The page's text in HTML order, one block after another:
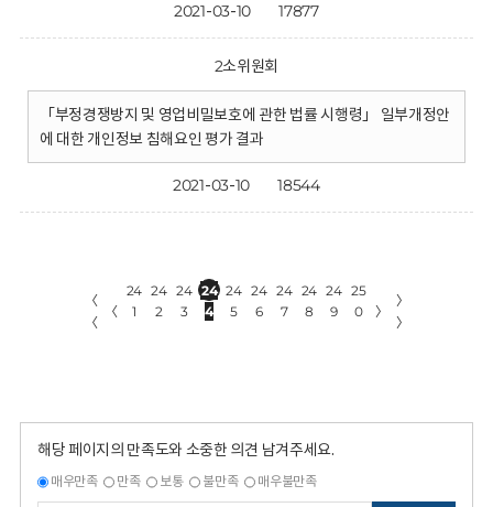
2021-03-10 17877
2소위원회
「부정경쟁방지 및 영업비밀보호에 관한 법률 시행령」 일부개정안
에 대한 개인정보 침해요인 평가 결과
2021-03-10 18544
〈
〈
〈
24
1
24
2
24
3
24
4
24
5
24
6
24
7
24
8
24
9
25
0
〉
〉
〉
해당 페이지의 만족도와 소중한 의견 남겨주세요.
매우만족 만족 보통 불만족 매우불만족